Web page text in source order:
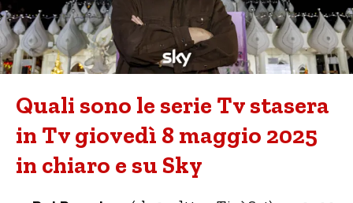
Quali sono le serie Tv stasera
in Tv giovedì 8 maggio 2025
in chiaro e su Sky